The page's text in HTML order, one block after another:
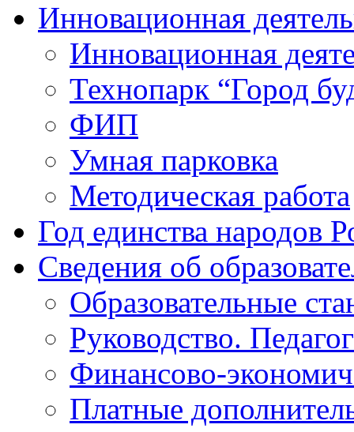
Инновационная
Инновационная
Технопарк “Город
ФИП
Умная парковка
Методическая работа
Год единства народов
Сведения об
Образовательные
Руководство.
Финансово-
Платные